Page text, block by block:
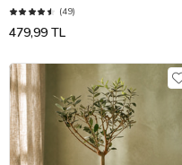
(49)
479,99 TL